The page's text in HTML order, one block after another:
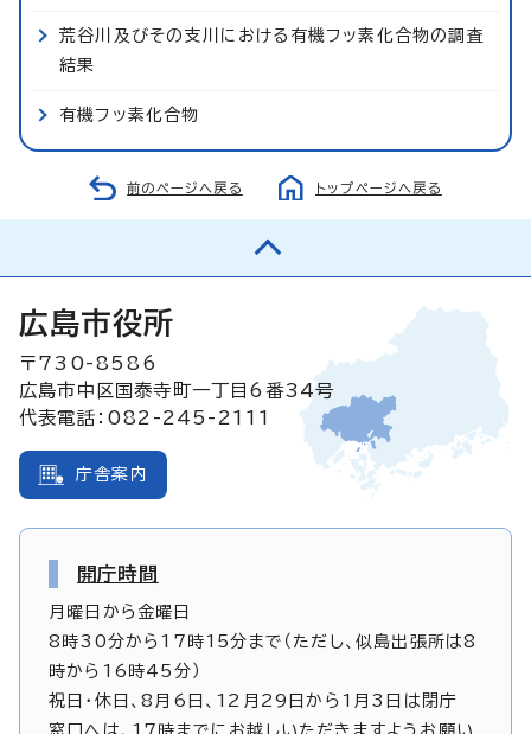
荒谷川及びその支川における有機フッ素化合物の調査
結果
有機フッ素化合物
前のページへ戻る トップページへ戻る
広島市役所
〒730-8586
広島市中区国泰寺町一丁目6番34号
代表電話：082-245-2111
庁舎案内
開庁時間
月曜日から金曜日
8時30分から17時15分まで（ただし、似島出張所は8
時から16時45分）
祝日・休日、8月6日、12月29日から1月3日は閉庁
窓口へは、17時までにお越しいただきますようお願い